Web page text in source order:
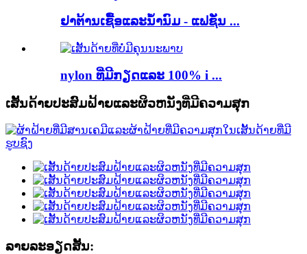
ຢາຕ້ານເຊື້ອແລະນ້ໍານົມ - ແຟຊັ່ນ ...
nylon ທີ່ມີກຽດແລະ 100% i ...
ເສັ້ນດ້າຍປະສົມຝ້າຍແລະຜິວຫນັງທີ່ມີຄວາມສຸກ
ລາຍລະອຽດສັ້ນ: